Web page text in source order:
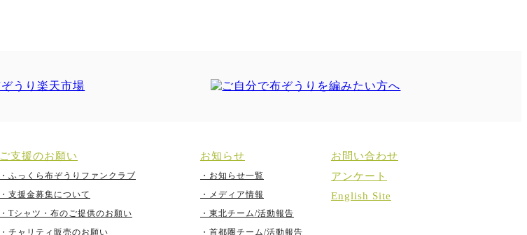
ご支援のお願い
・ふっくら布ぞうりファンクラブ
・支援金募集について
・Tシャツ・布のご提供のお願い
・チャリティ販売のお願い
お知らせ
・お知らせ一覧
・メディア情報
・東北チーム/活動報告
・首都圏チーム/活動報告
お問い合わせ
アンケート
English Site